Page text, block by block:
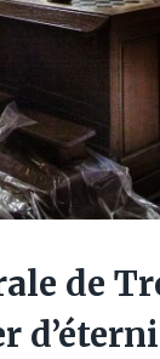
de